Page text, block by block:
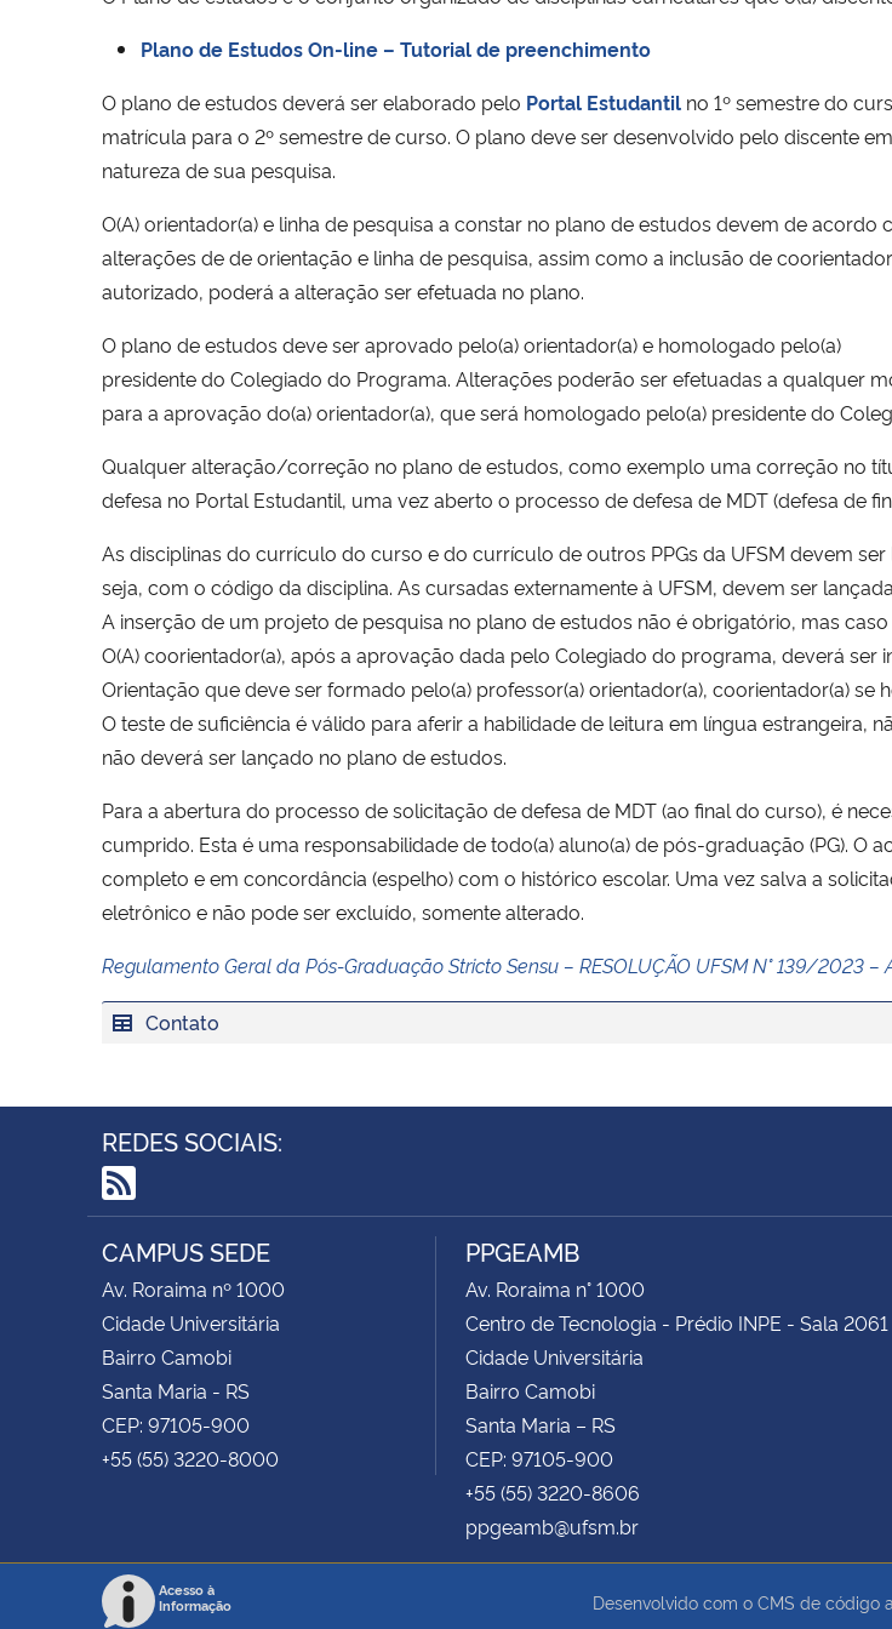
Plano de Estudos On-line – Tutorial de preenchimento
O plano de estudos deverá ser elaborado pelo Portal Estudantil no 1º semestre do
matrícula para o 2º semestre de curso. O plano deve ser desenvolvido pelo discente
natureza de sua pesquisa.
O(A) orientador(a) e linha de pesquisa a constar no plano de estudos devem de
alterações de de orientação e linha de pesquisa, assim como a inclusão de
autorizado, poderá a alteração ser efetuada no plano.
O plano de estudos deve ser aprovado pelo(a) orientador(a) e homologado pelo(a)
presidente do Colegiado do Programa. Alterações poderão ser efetuadas a qualquer
para a aprovação do(a) orientador(a), que será homologado pelo(a) presidente do
Qualquer alteração/correção no plano de estudos, como exemplo uma correção no
defesa no Portal Estudantil, uma vez aberto o processo de defesa de MDT (defesa de
As disciplinas do currículo do curso e do currículo de outros PPGs da UFSM devem
seja, com o código da disciplina. As cursadas externamente à UFSM, devem ser
A inserção de um projeto de pesquisa no plano de estudos não é obrigatório, mas
O(A) coorientador(a), após a aprovação dada pelo Colegiado do programa, deverá
Orientação que deve ser formado pelo(a) professor(a) orientador(a), coorientador(a)
O teste de suficiência é válido para aferir a habilidade de leitura em língua
não deverá ser lançado no plano de estudos.
Para a abertura do processo de solicitação de defesa de MDT (ao final do curso), é
cumprido. Esta é uma responsabilidade de todo(a) aluno(a) de pós-graduação (PG). O
completo e em concordância (espelho) com o histórico escolar. Uma vez salva a
eletrônico e não pode ser excluído, somente alterado.
Regulamento Geral da Pós-Graduação Stricto Sensu – RESOLUÇÃO UFSM N° 139/2023 –
Contato
REDES SOCIAIS:
RSS
CAMPUS SEDE
Av. Roraima nº 1000
Cidade Universitária
Bairro Camobi
Santa Maria - RS
CEP: 97105-900
+55 (55) 3220-8000
PPGEAMB
Av. Roraima n° 1000
Centro de Tecnologia - Prédio INPE - Sala 2061
Cidade Universitária
Bairro Camobi
Santa Maria – RS
CEP: 97105-900
+55 (55) 3220-8606
ppgeamb@ufsm.br
Acesso à
Informação
Desenvolvido com o CMS de código